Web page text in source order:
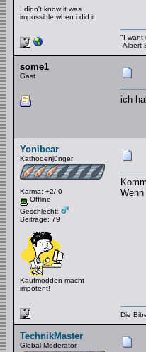
I didn't know it was
impossible when i did it.
"I want
-Albert
some1
Gast
ich
Yonibear
Kathodenjünger
Karma: +2/-0
Offline
Geschlecht:
Beiträge: 79
Kaufmodden macht
impotent!
Die
TechnikMaster
Global Moderator